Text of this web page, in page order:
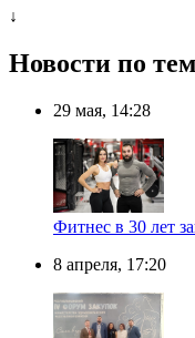
↓
Новости по
29 мая, 14:28
Фитнес в 30 лет
8 апреля, 17:20